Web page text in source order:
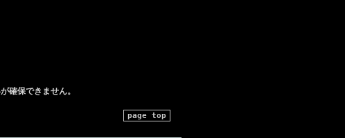
確保できません。
page top